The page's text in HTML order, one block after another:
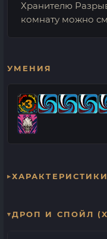
Хранителю
комнату можно
УМЕНИЯ
ХАРАКТЕРИСТИКИ
ДРОП И СПОЙЛ